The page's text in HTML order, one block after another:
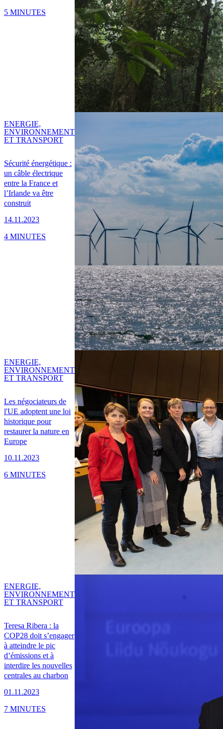
5 MINUTES
Sécurité énergétique :
un câble électrique
entre la France et
l’Irlande va être
construit
14.11.2023
ENERGIE,
ENVIRONNEMENT
ET TRANSPORT
4 MINUTES
Les négociateurs de
l'UE adoptent une loi
historique pour
restaurer la nature en
Europe
10.11.2023
ENERGIE,
ENVIRONNEMENT
ET TRANSPORT
6 MINUTES
Teresa Ribera : la
COP28 doit s’engager
à atteindre le pic
d’émissions et à
interdire les nouvelles
centrales au charbon
01.11.2023
ENERGIE,
ENVIRONNEMENT
ET TRANSPORT
7 MINUTES